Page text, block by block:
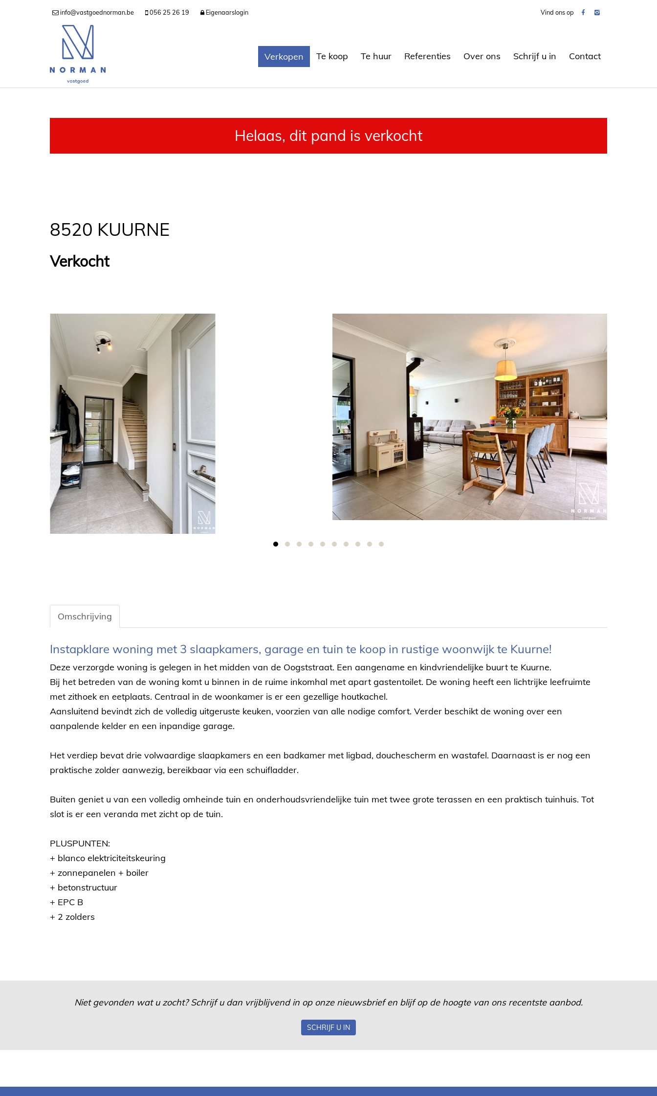
info@vastgoednorman.be 056 25 26 19 Eigenaarslogin Vind ons op
Verkopen Te koop Te huur Referenties Over ons Schrijf u in Contact
Helaas, dit pand is verkocht
8520 KUURNE
Verkocht
Omschrijving
Omschrijving
Instapklare woning met 3 slaapkamers, garage en tuin te koop in rustige woonwijk te Kuurne!
Deze verzorgde woning is gelegen in het midden van de Oogststraat. Een aangename en kindvriendelijke buurt te Kuurne.
Bij het betreden van de woning komt u binnen in de ruime inkomhal met apart gastentoilet. De woning heeft een lichtrijke leefruimte
met zithoek en eetplaats. Centraal in de woonkamer is er een gezellige houtkachel.
Aansluitend bevindt zich de volledig uitgeruste keuken, voorzien van alle nodige comfort. Verder beschikt de woning over een
aanpalende kelder en een inpandige garage.
Het verdiep bevat drie volwaardige slaapkamers en een badkamer met ligbad, douchescherm en wastafel. Daarnaast is er nog een
praktische zolder aanwezig, bereikbaar via een schuifladder.
Buiten geniet u van een volledig omheinde tuin en onderhoudsvriendelijke tuin met twee grote terassen en een praktisch tuinhuis. Tot
slot is er een veranda met zicht op de tuin.
PLUSPUNTEN:
+ blanco elektriciteitskeuring
+ zonnepanelen + boiler
+ betonstructuur
+ EPC B
+ 2 zolders
Niet gevonden wat u zocht? Schrijf u dan vrijblijvend in op onze nieuwsbrief en blijf op de hoogte van ons recentste aanbod.
SCHRIJF U IN